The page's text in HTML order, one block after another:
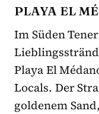
PLAYA EL
Im Süden
Playa El
Locals. Der
goldenem